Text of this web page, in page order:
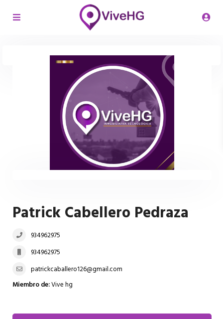
Patrick Cabellero Pedraza
934962975
934962975
patrickcaballero126@gmail.com
Miembro de:Vive hg